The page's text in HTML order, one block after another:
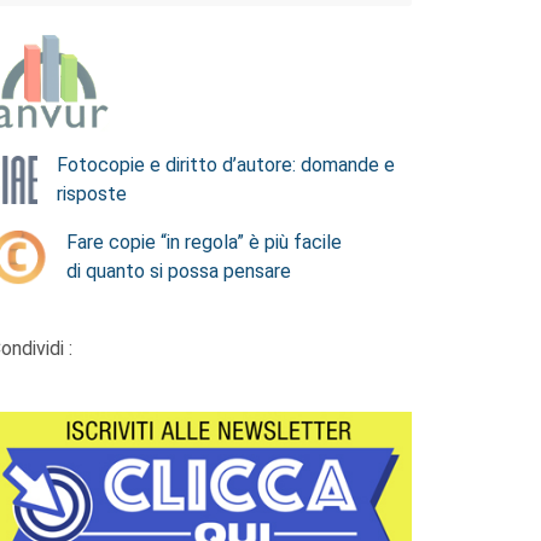
Fotocopie e diritto d’autore: domande e
risposte
Fare copie “in regola” è più facile
di quanto si possa pensare
: